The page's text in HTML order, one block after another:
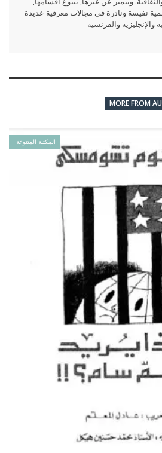
نفيسة ونادرة في مجالات معرفية عديدة
والإنجليزية والفرنسية
MORE FROM
المكتبة المتنوعة